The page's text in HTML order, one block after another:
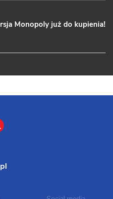
Monopoly już do kupienia!